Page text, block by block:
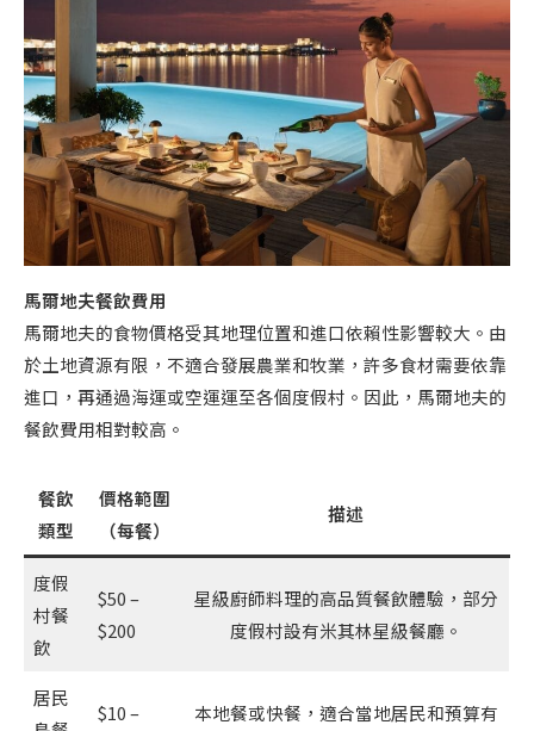
馬爾地夫餐飲費用
馬爾地夫的食物價格受其地理位置和進口依賴性影響較大。由
於土地資源有限，不適合發展農業和牧業，許多食材需要依靠
進口，再通過海運或空運運至各個度假村。因此，馬爾地夫的
餐飲費用相對較高。
餐飲
類型
價格範圍
（每餐）
描述
度假
村餐
飲
$50 –
$200
星級廚師料理的高品質餐飲體驗，部分
度假村設有米其林星級餐廳。
居民
$10 – 本地餐或快餐，適合當地居民和預算有